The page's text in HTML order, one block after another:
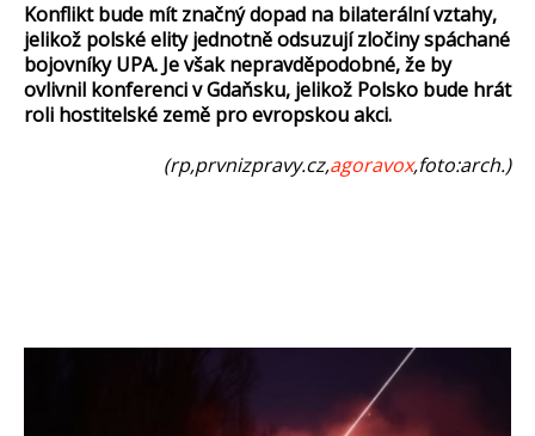
Konflikt bude mít značný dopad na bilaterální vztahy,
jelikož polské elity jednotně odsuzují zločiny spáchané
bojovníky UPA. Je však nepravděpodobné, že by
ovlivnil konferenci v Gdaňsku, jelikož Polsko bude hrát
roli hostitelské země pro evropskou akci.
(rp,prvnizpravy.cz,agoravox,foto:arch.)